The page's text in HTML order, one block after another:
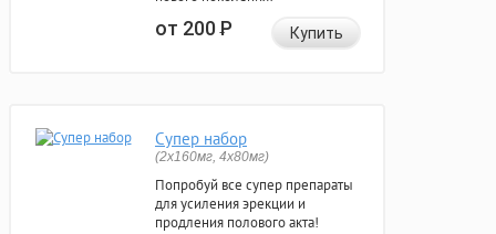
от 200Р Купить
Супер набор
(2х160мг, 4х80мг)
Попробуй все супер препараты
для усиления эрекции и
продления полового акта!